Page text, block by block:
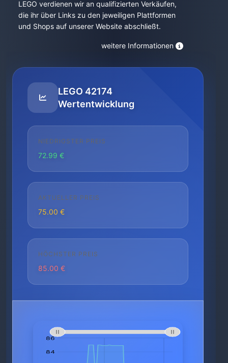
LEGO verdienen wir an qualifizierten Verkäufen,
die ihr über Links zu den jeweiligen Plattformen
und Shops auf unserer Website abschließt.
weitere Informationen
LEGO 42174
Wertentwicklung
NIEDRIGSTER PREIS
72.99 €
AKTUELLER PREIS
75.00 €
HÖCHSTER PREIS
85.00 €